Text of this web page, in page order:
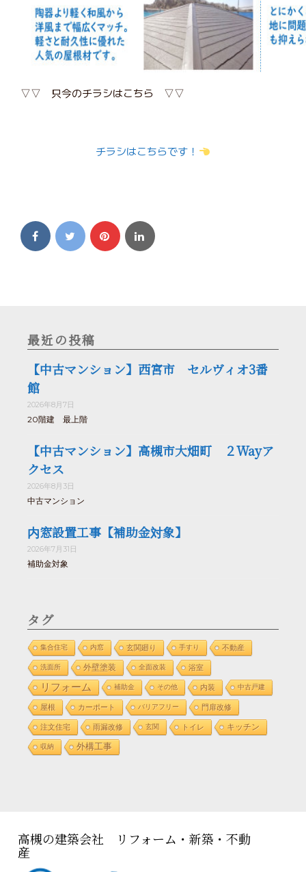
▽▽ 只今のチラシはこちら ▽▽
チラシはこちらです！
最近の投稿
【中古マンション】西宮市 セルヴィオ3番
館
2026年8月7日
20階建 最上階
【中古マンション】高槻市大畑町 ２Wayア
クセス
2026年8月3日
中古マンション
内窓設置工事【補助金対象】
2026年7月31日
補助金対象
タグ
集合住宅 内窓 玄関廻り 手すり 不動産
洗面所 外壁塗装 全面改装 浴室
リフォーム 補助金 その他 内装 中古戸建
屋根 カーポート バリアフリー 門扉改修
注文住宅 雨漏改修 玄関 トイレ キッチン
収納 外構工事
高槻の建築会社 リフォーム・新築・不動
産